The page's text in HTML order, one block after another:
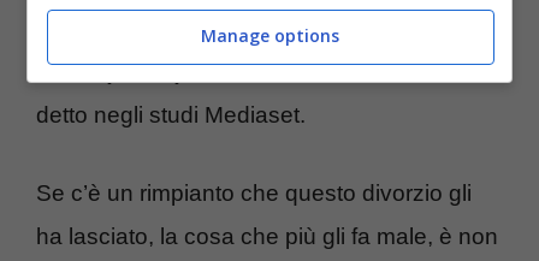
profondo perché “Sarà per sempre la pagina,
l libro più importante della mia vita“, aveva
detto negli studi Mediaset.
Se c’è un rimpianto che questo divorzio gli
ha lasciato, la cosa che più gli fa male, è non
Manage options